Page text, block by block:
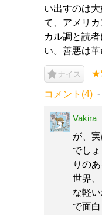
い出すのは
て、アメリ
カル調と読
い。善悪は
ナイス
コメント(4)
Vakira
が、
でし
りの
世界
な軽
で面